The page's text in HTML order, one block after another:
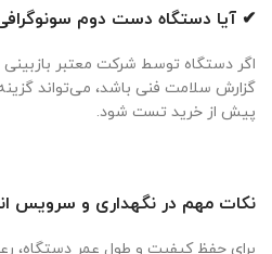
✔ آیا دستگاه دست دوم
اگر دستگاه توسط شرکت معتبر بازبینی
گزارش سلامت فنی باشد، می‌تواند
پیش از خرید تست شود.
نکات مهم در نگهداری و سرویس
برای حفظ کیفیت و طول عمر دستگاه،